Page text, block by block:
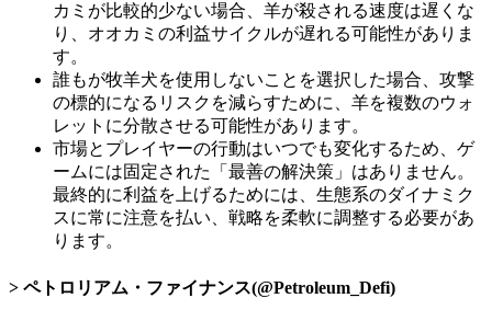
カミが比較的少ない場合、羊が殺される速度は遅くな
り、オオカミの利益サイクルが遅れる可能性がありま
す。
誰もが牧羊犬を使用しないことを選択した場合、攻撃
の標的になるリスクを減らすために、羊を複数のウォ
レットに分散させる可能性があります。
市場とプレイヤーの行動はいつでも変化するため、ゲ
ームには固定された「最善の解決策」はありません。
最終的に利益を上げるためには、生態系のダイナミク
スに常に注意を払い、戦略を柔軟に調整する必要があ
ります。
ペトロリアム・ファイナンス(@Petroleum_Defi)